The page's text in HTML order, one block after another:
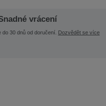
vrácení
do 30 dnů od doručení. Dozvědět se více